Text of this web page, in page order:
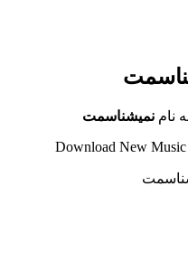
نام نمیشناسمت
Download New Music